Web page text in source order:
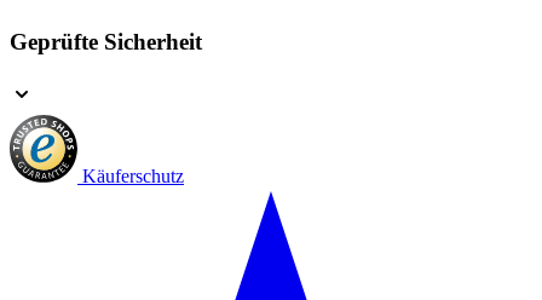
Geprüfte Sicherheit
Käuferschutz